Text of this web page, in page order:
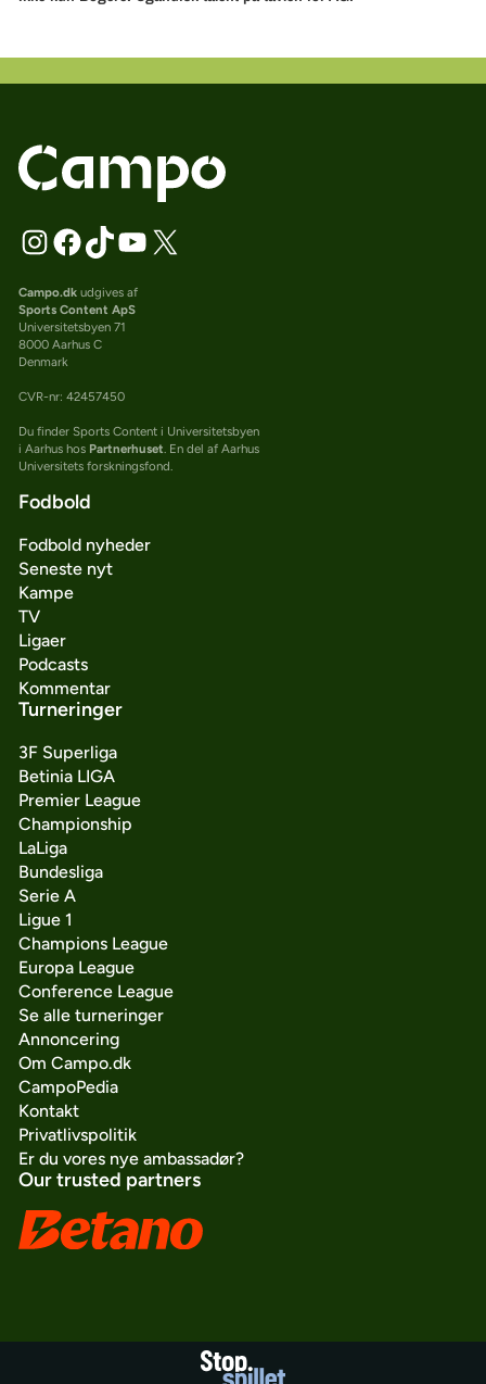
Campo.dkudgives af
Sports Content ApS
Universitetsbyen 71
8000 Aarhus C
Denmark
CVR-nr: 42457450
Du finder Sports Content i Universitetsbyen
i Aarhus hos Partnerhuset . En del af Aarhus
Universitets forskningsfond.
Fodbold
Fodbold nyheder
Seneste nyt
Kampe
TV
Ligaer
Podcasts
Kommentar
Turneringer
3F Superliga
Betinia LIGA
Premier League
Championship
LaLiga
Bundesliga
Serie A
Ligue 1
Champions League
Europa League
Conference League
Se alle turneringer
Annoncering
Om Campo.dk
CampoPedia
Kontakt
Privatlivspolitik
Er du vores nye ambassadør?
Our trusted partners